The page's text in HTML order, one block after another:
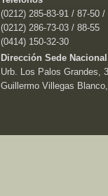
(0212) 285-83-91 / 87-50 /
(0212) 286-73-03 / 88-55
(0414) 150-32-30
Dirección Sede
Urb. Los Palos Grandes,
Guillermo Villegas